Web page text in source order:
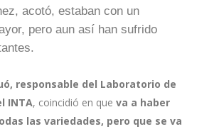
acotó, estaban con un
pero aun así han sufrido
responsable del Laboratorio de
INTA, coincidió en que va a haber
las variedades, pero que se va